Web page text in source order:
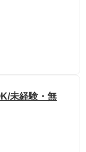
未経験・無